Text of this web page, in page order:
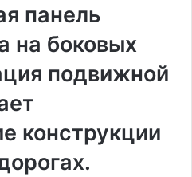
панель
на боковых
подвижной
конструкции